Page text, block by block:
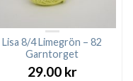
Lisa 8/4 Limegrön – 82
Garntorget
29.00 kr